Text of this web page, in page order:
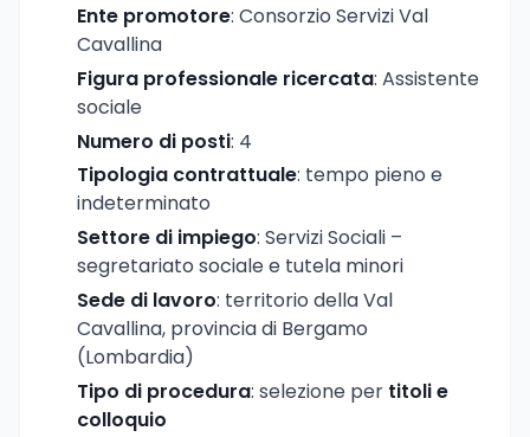
Ente promotore: Consorzio Servizi Val
Cavallina
Figura professionale ricercata: Assistente
sociale
Numero di posti: 4
Tipologia contrattuale: tempo pieno e
indeterminato
Settore di impiego: Servizi Sociali –
segretariato sociale e tutela minori
Sede di lavoro: territorio della Val
Cavallina, provincia di Bergamo
(Lombardia)
Tipo di procedura: selezione per titoli e
colloquio